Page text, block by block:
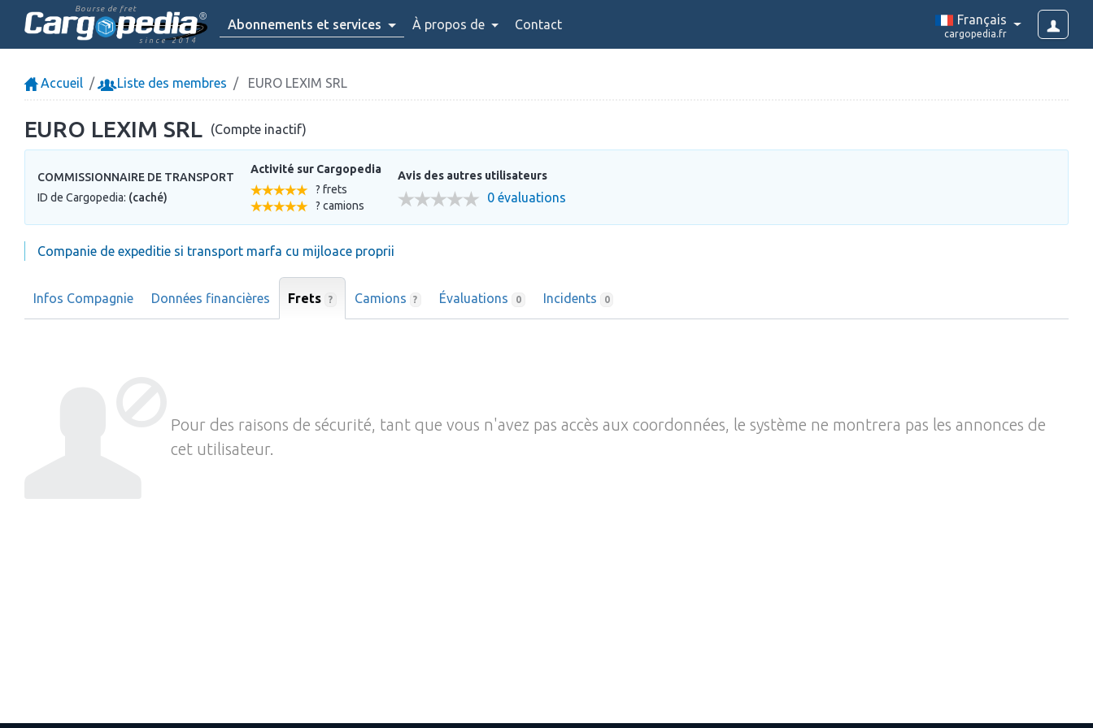
Bourse de fret
since 2014
Abonnements et services À propos de Contact Français
cargopedia.fr
Accueil Liste des membres EURO LEXIM SRL
EURO LEXIM SRL (Compte inactif)
COMMISSIONNAIRE DE TRANSPORT
ID de Cargopedia: (caché)
Activité sur Cargopedia
? frets
? camions
Avis des autres utilisateurs
0 évaluations
Companie de expeditie si transport marfa cu mijloace proprii
Infos Compagnie Données financières Frets ? Camions ? Évaluations 0 Incidents 0
Pour des raisons de sécurité, tant que vous n'avez pas accès aux coordonnées, le système ne montrera pas les annonces de
cet utilisateur.